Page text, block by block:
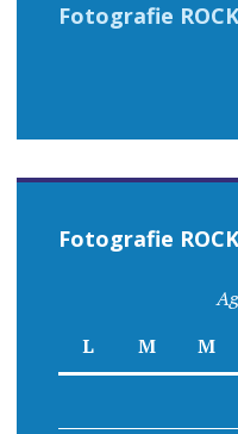
Fotografie
Fotografie
L
M M